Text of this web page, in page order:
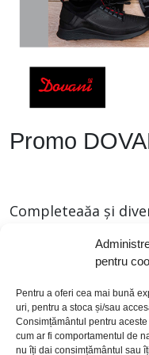
pentru
Pentru a oferi cea mai bună
uri, pentru a stoca și/sau
Consimțământul pentru
cum ar fi comportamentul de
nu îți dai consimțământul sau
Promo
Completeaăa și
elemente simple,
Alege-ți piesele